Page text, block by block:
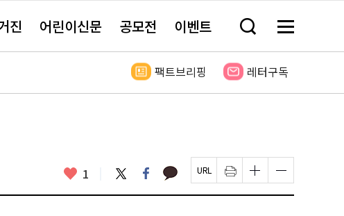
진 어린이신문 공모전 이벤트 검
창
기
메
전
보
팩트브리핑 레터구독
좋
요
1 트
위
터
페
이
스
카
카 페
이
지
인
쇄
하
글
자
크
글
자
크